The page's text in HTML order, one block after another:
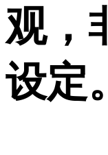
观，
设定。